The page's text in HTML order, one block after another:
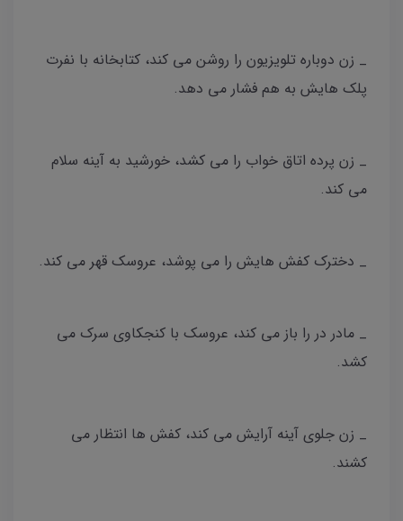
_ زن دوباره تلویزیون را روشن می کند، کتابخانه با نفرت
پلک هایش به هم فشار می دهد.
_ زن پرده اتاق خواب را می کشد، خورشید به آینه سلام
می کند.
_ دخترک کفش هایش را می پوشد، عروسک قهر می کند.
_ مادر در را باز می کند، عروسک با کنجکاوی سرک می
کشد.
_ زن جلوی آینه آرایش می کند، کفش ها انتظار می
کشند.